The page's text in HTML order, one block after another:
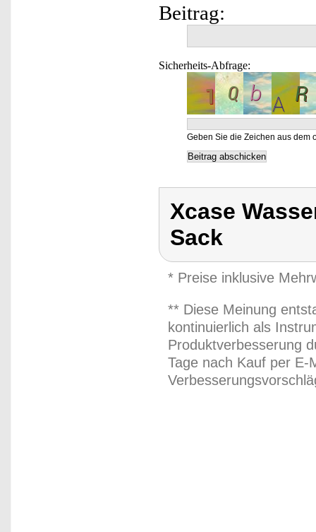
Beitrag:
Sicherheits-Abfrage:
Geben Sie die Zeichen aus dem
Xcase
Sack
* Preise inklusive
** Diese Meinung
kontinuierlich als
Produktverbesserung
Tage nach Kauf per E-